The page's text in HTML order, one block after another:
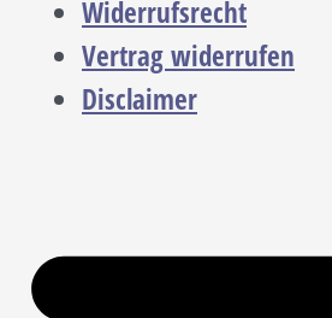
Widerrufsrecht
Vertrag widerrufen
Disclaimer